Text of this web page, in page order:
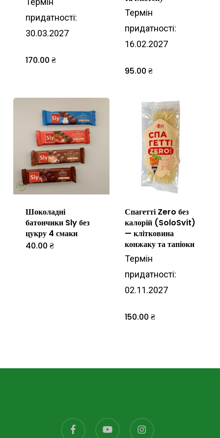
придатності:
30.03.2027
170.00 ₴
Термін
придатності:
16.02.2027
95.00 ₴
Шоколадні
батончики Sly без
цукру 4 смаки
40.00 ₴
на
Спагетті Zero без
калорій (SoloSvit)
— клітковина
конжаку та тапіоки
Термін
придатності:
02.11.2027
150.00 ₴
facebook youtube instagram